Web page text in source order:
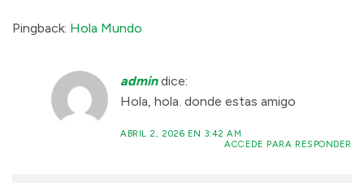
Pingback: Hola Mundo
admin dice:
Hola, hola. donde estas amigo
ABRIL 2, 2026 EN 3:42 AM
ACCEDE PARA RESPONDER